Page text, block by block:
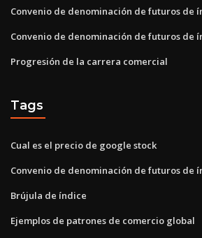
Convenio de denominación de futuros de
Convenio de denominación de futuros de
Progresión de la carrera comercial
Tags
Cual es el precio de google stock
Convenio de denominación de futuros de
Brújula de índice
Ejemplos de patrones de comercio global